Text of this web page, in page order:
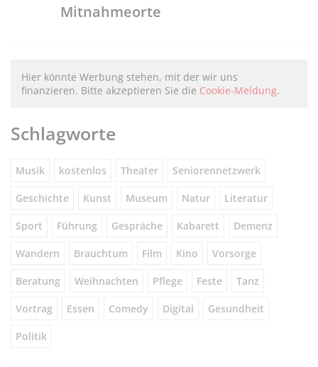
Mitnahmeorte
Hier könnte Werbung stehen, mit der wir uns
finanzieren. Bitte akzeptieren Sie die Cookie-Meldung.
Schlagworte
Musik kostenlos Theater Seniorennetzwerk
Geschichte Kunst Museum Natur Literatur
Sport Führung Gespräche Kabarett Demenz
Wandern Brauchtum Film Kino Vorsorge
Beratung Weihnachten Pflege Feste Tanz
Vortrag Essen Comedy Digital Gesundheit
Politik